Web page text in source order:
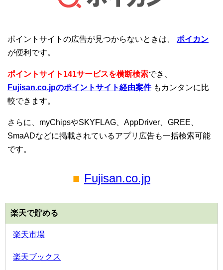
ポイントサイトの広告が見つからないときは、 ポイカン
が便利です。
ポイントサイト141サービスを横断検索でき、
Fujisan.co.jpのポイントサイト経由案件もカンタンに比
較できます。
さらに、myChipsやSKYFLAG、AppDriver、GREE、
SmaADなどに掲載されているアプリ広告も一括検索可能
です。
■ Fujisan.co.jp
楽天で貯める
楽天市場
楽天ブックス